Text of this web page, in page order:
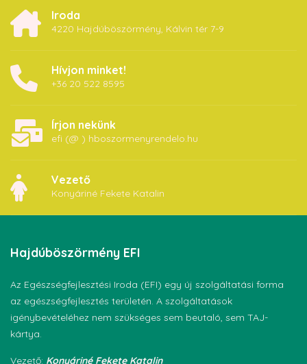
Iroda
4220 Hajdúböszörmény, Kálvin tér 7-9
Hívjon minket!
+36 20 522 8595
Írjon nekünk
efi (@ ) hboszormenyrendelo.hu
Vezető
Konyáriné Fekete Katalin
Hajdúböszörmény EFI
Az Egészségfejlesztési Iroda (EFI) egy új szolgáltatási forma
az egészségfejlesztés területén. A szolgáltatások
igénybevételéhez nem szükséges sem beutaló, sem TAJ-
kártya.
Vezető: Konyáriné Fekete Katalin